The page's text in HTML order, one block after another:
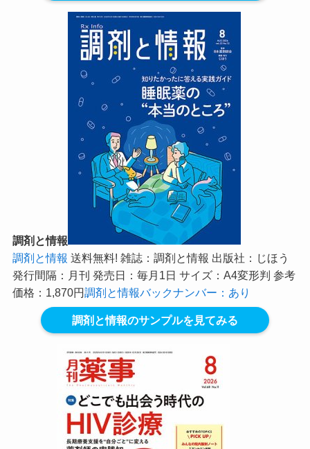
調剤と情報
調剤と情報 送料無料! 雑誌：調剤と情報 出版社：じほう
発行間隔：月刊 発売日：毎月1日 サイズ：A4変形判 参考
価格：1,870円調剤と情報バックナンバー：あり
調剤と情報のサンプルを見てみる